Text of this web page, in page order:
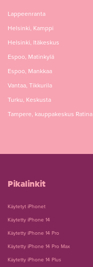
Lappeenranta
Helsinki, Kamppi
Helsinki, Itäkeskus
Espoo, Matinkylä
Espoo, Mankkaa
Vantaa, Tikkurila
Turku, Keskusta
Tampere, kauppakeskus Ratina
Pikalinkit
Käytetyt iPhonet
Käytetty iPhone 14
Käytetty iPhone 14 Pro
Käytetty iPhone 14 Pro Max
Käytetty iPhone 14 Plus